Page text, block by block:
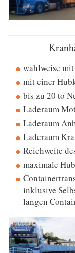
wahlweise
mit einer
bis zu 20 to
Laderaum
Laderaum
Laderaum
Reichweite
maximale
inklusive
langen